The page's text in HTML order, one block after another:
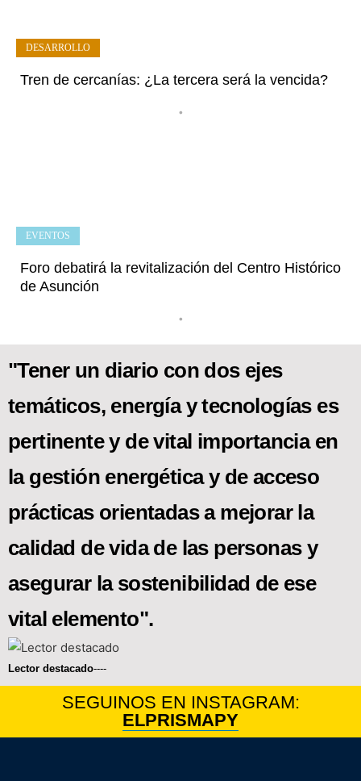
Tren de cercanías: ¿La tercera será la vencida?
•
DESARROLLO
Foro debatirá la revitalización del Centro Histórico
de Asunción
•
EVENTOS
"Tener un diario con dos ejes
temáticos, energía y tecnologías es
pertinente y de vital importancia en
la gestión energética y de acceso
prácticas orientadas a mejorar la
calidad de vida de las personas y
asegurar la sostenibilidad de ese
vital elemento".
Lector destacado----
SEGUINOS EN INSTAGRAM:
ELPRISMAPY